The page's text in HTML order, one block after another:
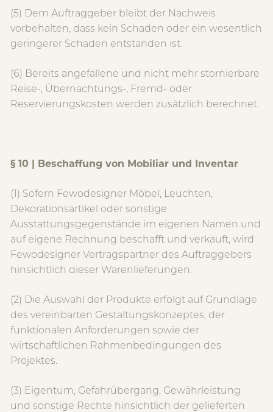
(5) Dem Auftraggeber bleibt der Nachweis
vorbehalten, dass kein Schaden oder ein wesentlich
geringerer Schaden entstanden ist.
(6) Bereits angefallene und nicht mehr stornierbare
Reise-, Übernachtungs-, Fremd- oder
Reservierungskosten werden zusätzlich berechnet.
§ 10 | Beschaffung von Mobiliar und Inventar
(1) Sofern Fewodesigner Möbel, Leuchten,
Dekorationsartikel oder sonstige
Ausstattungsgegenstände im eigenen Namen und
auf eigene Rechnung beschafft und verkauft, wird
Fewodesigner Vertragspartner des Auftraggebers
hinsichtlich dieser Warenlieferungen.
(2) Die Auswahl der Produkte erfolgt auf Grundlage
des vereinbarten Gestaltungskonzeptes, der
funktionalen Anforderungen sowie der
wirtschaftlichen Rahmenbedingungen des
Projektes.
(3) Eigentum, Gefahrübergang, Gewährleistung
und sonstige Rechte hinsichtlich der gelieferten